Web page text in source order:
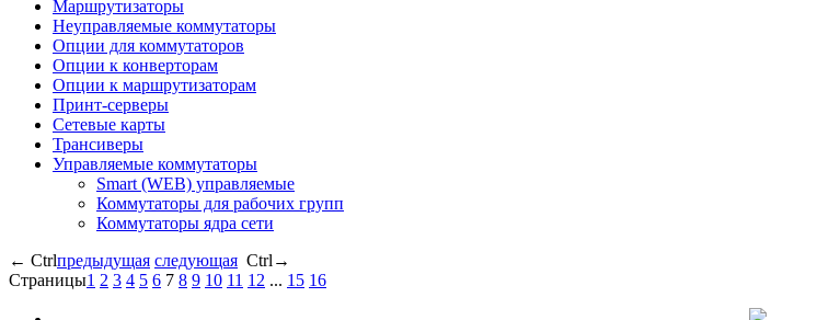
Маршрутизаторы
Неуправляемые коммутаторы
Опции для коммутаторов
Опции к конверторам
Опции к маршрутизаторам
Принт-серверы
Сетевые карты
Трансиверы
Управляемые коммутаторы
Smart (WEB) управляемые
Коммутаторы для рабочих групп
Коммутаторы ядра сети
← Ctrlпредыдущая следующая Ctrl →
Страницы1 2 3 4 5 6 7 8 9 10 11 12 ... 15 16